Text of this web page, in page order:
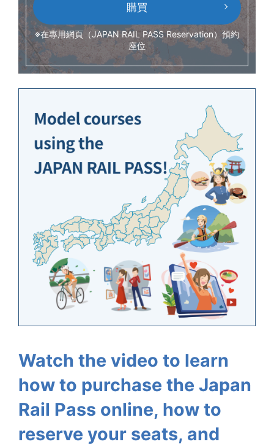
購買
※在專用網頁（JAPAN RAIL PASS Reservation）預約
座位
Watch the video to learn
how to purchase the Japan
Rail Pass online, how to
reserve your seats, and